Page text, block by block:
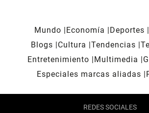
Mundo Economía Deportes
Blogs
Cultura Tendencias
Entretenimiento
Multimedia
Especiales marcas aliadas
REDES SOCIALES